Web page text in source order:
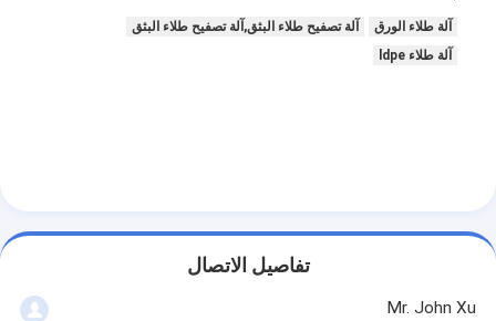
أخبار
آلة الترقق فيلم
آلة طلاء الورق
آلة تصفيح طلاء البثق,آلة تصفيح طلاء البثق
آلة طلاء ldpe
تفاصيل الاتصال
Mr. John Xu